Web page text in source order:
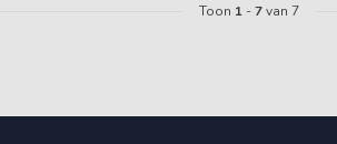
Toon 1 -7van 7